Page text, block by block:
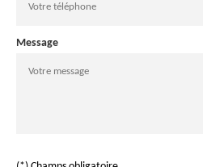
Message